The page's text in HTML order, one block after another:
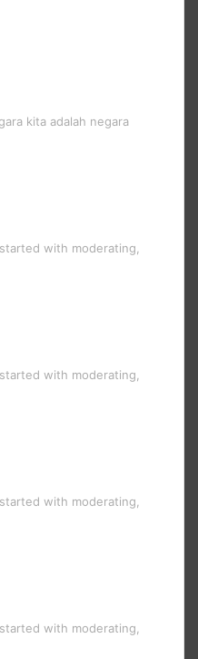
kita adalah negara
with moderating,
with moderating,
with moderating,
with moderating,